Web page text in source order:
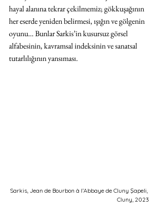
hayal alanına tekrar çekilmemiz; gökkuşağının
her eserde yeniden belirmesi, ışığın ve gölgenin
oyunu… Bunlar Sarkis’in kusursuz görsel
alfabesinin, kavramsal indeksinin ve sanatsal
tutarlılığının yansıması.
Sarkis, Jean de Bourbon à l’Abbaye de Cluny Şapeli,
Cluny, 2023